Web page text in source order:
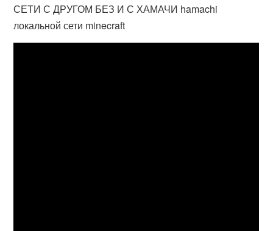
СЕТИ С ДРУГОМ БЕЗ И С ХАМАЧИ hamachi
локальной сети minecraft